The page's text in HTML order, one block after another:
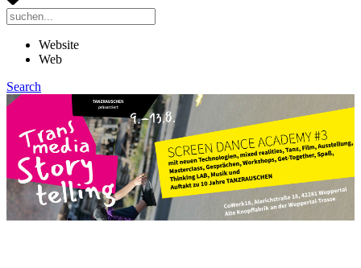
Website
Web
Search